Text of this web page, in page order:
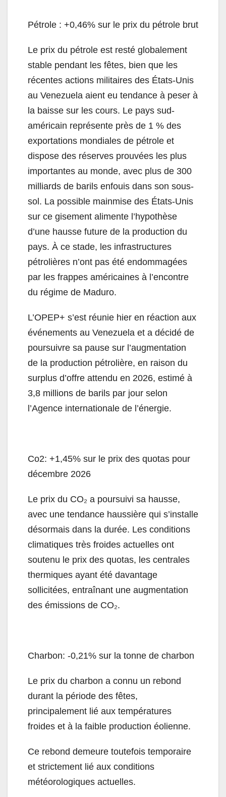
Pétrole : +0,46% sur le prix du pétrole brut
Le prix du pétrole est resté globalement
stable pendant les fêtes, bien que les
récentes actions militaires des États-Unis
au Venezuela aient eu tendance à peser à
la baisse sur les cours. Le pays sud-
américain représente près de 1 % des
exportations mondiales de pétrole et
dispose des réserves prouvées les plus
importantes au monde, avec plus de 300
milliards de barils enfouis dans son sous-
sol. La possible mainmise des États-Unis
sur ce gisement alimente l’hypothèse
d’une hausse future de la production du
pays. À ce stade, les infrastructures
pétrolières n’ont pas été endommagées
par les frappes américaines à l’encontre
du régime de Maduro.
L’OPEP+ s’est réunie hier en réaction aux
événements au Venezuela et a décidé de
poursuivre sa pause sur l’augmentation
de la production pétrolière, en raison du
surplus d’offre attendu en 2026, estimé à
3,8 millions de barils par jour selon
l’Agence internationale de l’énergie.
Co2: +1,45% sur le prix des quotas pour
décembre 2026
Le prix du CO₂ a poursuivi sa hausse,
avec une tendance haussière qui s’installe
désormais dans la durée. Les conditions
climatiques très froides actuelles ont
soutenu le prix des quotas, les centrales
thermiques ayant été davantage
sollicitées, entraînant une augmentation
des émissions de CO₂.
Charbon: -0,21% sur la tonne de charbon
Le prix du charbon a connu un rebond
durant la période des fêtes,
principalement lié aux températures
froides et à la faible production éolienne.
Ce rebond demeure toutefois temporaire
et strictement lié aux conditions
météorologiques actuelles.